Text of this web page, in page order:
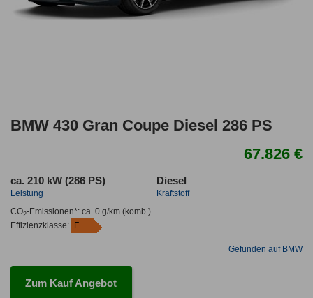
BMW 430 Gran Coupe Diesel 286 PS
67.826 €
ca. 210 kW (286 PS)
Leistung
Diesel
Kraftstoff
CO2-Emissionen*: ca. 0 g/km(komb.)
Effizienzklasse:
F
Gefunden auf BMW
Zum Kauf Angebot